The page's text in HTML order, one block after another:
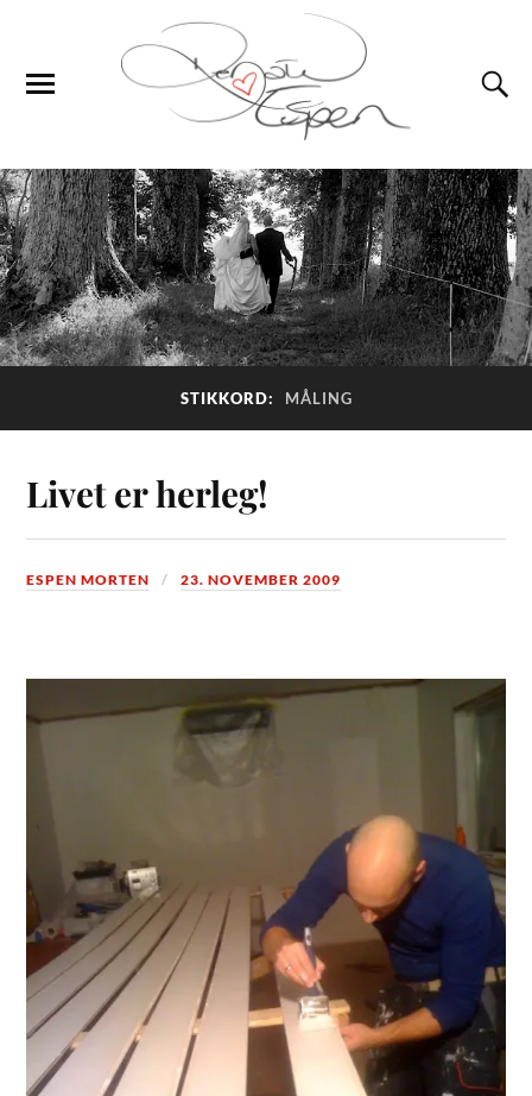
STIKKORD: MÅLING
Livet er herleg!
ESPEN MORTEN 23. NOVEMBER 2009